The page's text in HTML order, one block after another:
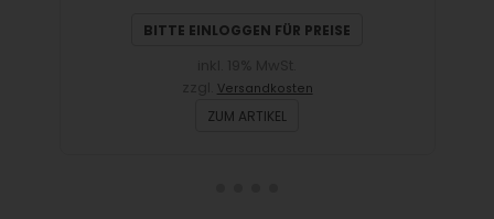
BITTE EINLOGGEN FÜR PREISE
Versandkosten
ZUM ARTIKEL